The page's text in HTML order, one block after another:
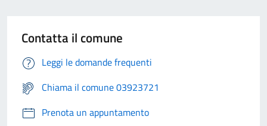
Contatta il comune
Leggi le domande frequenti
Chiama il comune 03923721
Prenota un appuntamento